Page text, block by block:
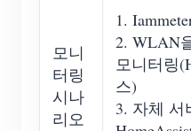
모니
터링
시나
리오
1.
2. WLAN
모니터링
스)
3. 자체 서